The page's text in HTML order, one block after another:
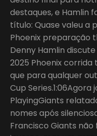
destaques, e Hamlin
título: Quase valeu a
Phoenix preparação
Denny Hamlin
2025 Phoenix
que para qualquer
Cup
PlayingGiants
nomes após
Francisco Giants não